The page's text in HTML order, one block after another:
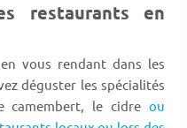
restaurants en
vous rendant dans les
déguster les spécialités
camembert, le cidre ou